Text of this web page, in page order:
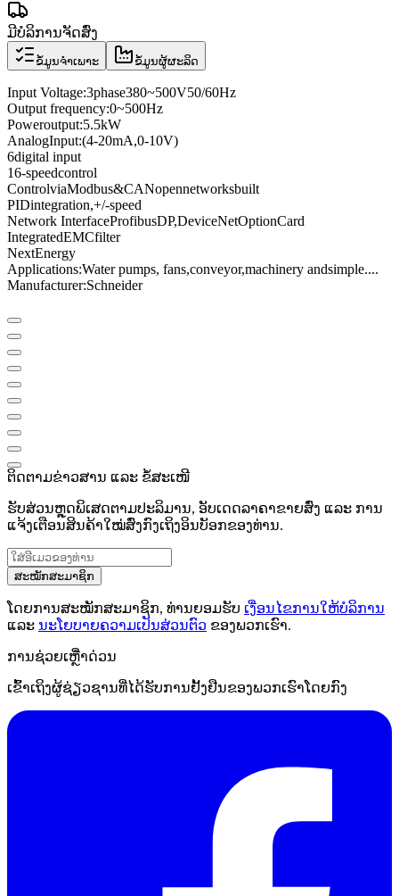
ມີບໍລິການຈັດສົ່ງ
ຂໍ້ມູນຈຳເພາະ ຂໍ້ມູນຜູ້ຜະລິດ
Input Voltage:3phase380~500V50/60Hz
Output frequency:0~500Hz
Poweroutput:5.5kW
AnalogInput:(4-20mA,0-10V)
6digital input
16-speedcontrol
ControlviaModbus&CANopennetworksbuilt
PIDintegration,+/-speed
Network InterfaceProfibusDP,DeviceNetOptionCard
IntegratedEMCfilter
NextEnergy
Applications:Water pumps, fans,conveyor,machinery andsimple....
Manufacturer:Schneider
ຕິດຕາມຂ່າວສານ ແລະ ຂໍ້ສະເໜີ
ຮັບສ່ວນຫຼຸດພິເສດຕາມປະລິມານ, ອັບເດດລາຄາຂາຍສົ່ງ ແລະ ການ
ແຈ້ງເຕືອນສິນຄ້າໃໝ່ສົ່ງກົງເຖິງອິນບັອກຂອງທ່ານ.
ສະໝັກສະມາຊິກ
ໂດຍການສະໝັກສະມາຊິກ, ທ່ານຍອມຮັບ ເງື່ອນໄຂການໃຫ້ບໍລິການ
ແລະ ນະໂຍບາຍຄວາມເປັນສ່ວນຕົວ ຂອງພວກເຮົາ.
ການຊ່ວຍເຫຼືໍາດ່ວນ
ເຂົ້າເຖິງຜູ້ຊ່ຽວຊານທີ່ໄດ້ຮັບການຢັ້ງຢືນຂອງພວກເຮົາໂດຍກົງ